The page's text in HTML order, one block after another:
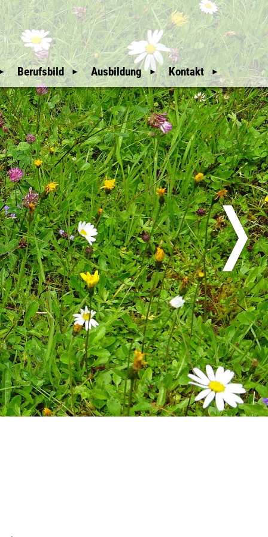
Berufsbild
Wir Waldaufseher
Unsere Geschichte
Ausbildung
Auswahl und
Ausbildung
Kontakt
Mitgliederbereich
An- & Abmeldung
Mitglieder
Weitere Hinweise
Downloads
Nützliche Links
Sitemap
Erweiterte Suche
❭